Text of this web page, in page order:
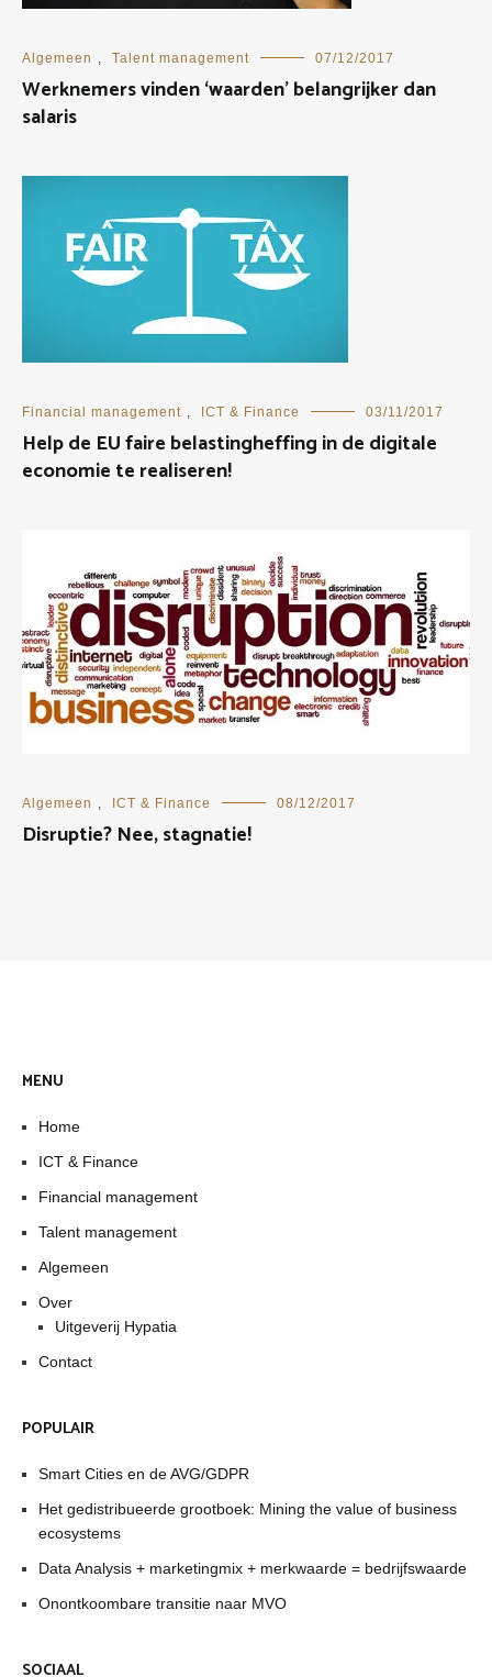
Algemeen , Talent management 07/12/2017
Werknemers vinden ‘waarden’ belangrijker dan
salaris
Financial management , ICT & Finance 03/11/2017
Help de EU faire belastingheffing in de digitale
economie te realiseren!
Algemeen , ICT & Finance 08/12/2017
Disruptie? Nee, stagnatie!
MENU
Home
ICT & Finance
Financial management
Talent management
Algemeen
Over
Uitgeverij Hypatia
Contact
POPULAIR
Smart Cities en de AVG/GDPR
Het gedistribueerde grootboek: Mining the value of business
ecosystems
Data Analysis + marketingmix + merkwaarde = bedrijfswaarde
Onontkoombare transitie naar MVO
SOCIAAL